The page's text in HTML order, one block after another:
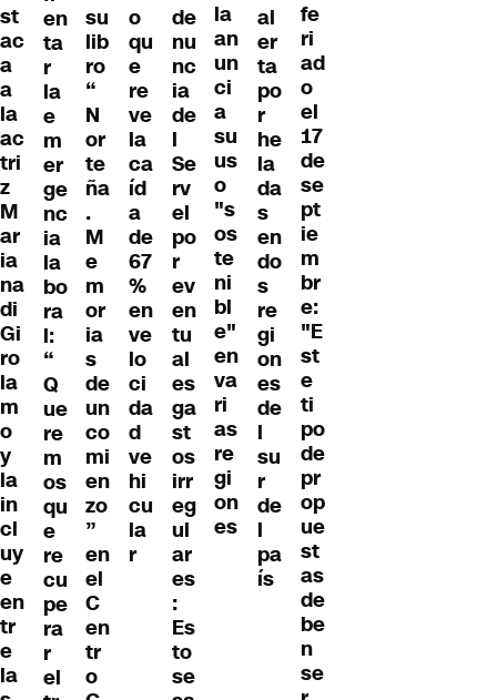
st
ac
a
a
la
ac
tri
z
M
ar
ia
na
di
Gi
ro
la
m
o
y
la
in
cl
uy
e
en
tr
e
la
en
ta
r
la
e
m
er
ge
nc
ia
la
bo
ra
l:
“
Q
ue
re
m
os
qu
e
re
cu
pe
ra
r
el
su
lib
ro
“
N
or
te
ña
.
M
e
m
or
ia
s
de
un
co
mi
en
zo
”
en
el
C
en
tr
o
o
qu
e
re
ve
la
ca
íd
a
de
67
%
en
ve
lo
ci
da
d
ve
hi
cu
la
r
de
nu
nc
ia
de
l
Se
rv
el
po
r
ev
en
tu
al
es
ga
st
os
irr
eg
ul
ar
es
:
Es
to
se
la
an
un
ci
a
su
us
o
"s
os
te
ni
bl
e"
en
va
ri
as
re
gi
on
es
al
er
ta
po
r
he
la
da
s
en
do
s
re
gi
on
es
de
l
su
r
de
l
pa
ís
fe
ri
ad
o
el
17
de
se
pt
ie
m
br
e:
"E
st
e
ti
po
de
pr
op
ue
st
as
de
be
n
se